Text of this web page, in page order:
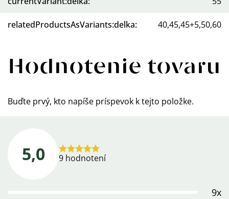
relatedProductsAsVariants:delka: 40,45,45+5,50,60
Hodnotenie tovaru
Buďte prvý, kto napíše príspevok k tejto položke.
5,0
Priemerné
9 hodnotení
9x